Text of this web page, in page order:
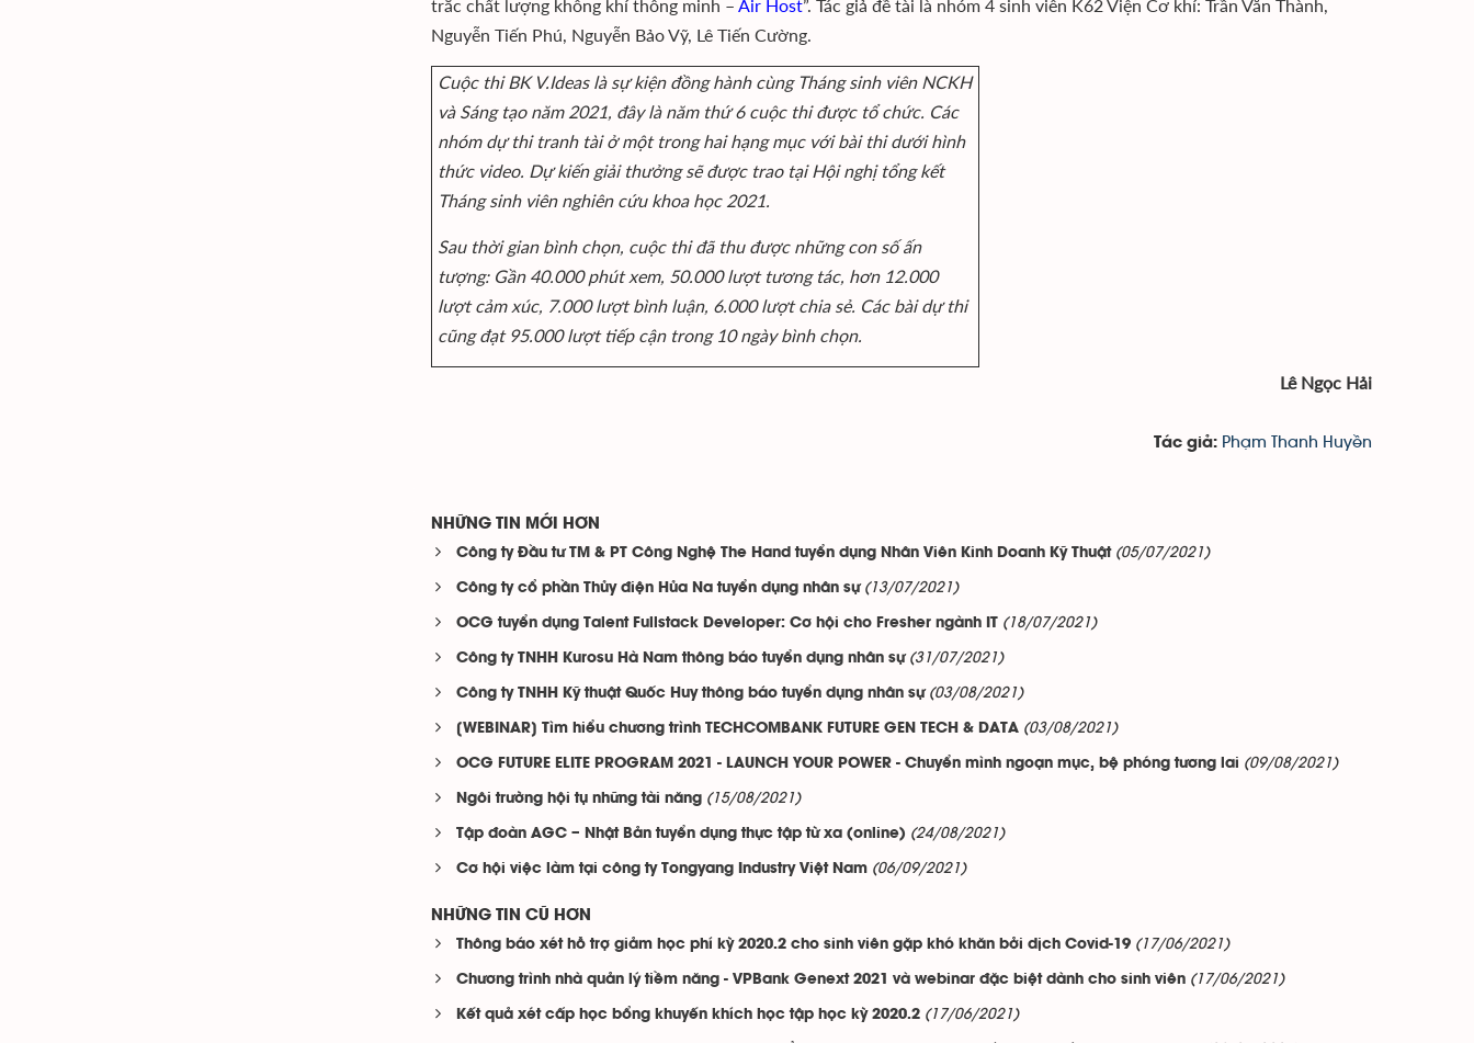
trắc chất lượng không khí thông minh – Air Host”. Tác giả đề tài là nhóm 4 sinh viên K62 Viện Cơ khí: Trần Văn Thành,
Nguyễn Tiến Phú, Nguyễn Bảo Vỹ, Lê Tiến Cường.
Cuộc thi BK V.Ideas là sự kiện đồng hành cùng Tháng sinh viên NCKH
và Sáng tạo năm 2021, đây là năm thứ 6 cuộc thi được tổ chức. Các
nhóm dự thi tranh tài ở một trong hai hạng mục với bài thi dưới hình
thức video. Dự kiến giải thưởng sẽ được trao tại Hội nghị tổng kết
Tháng sinh viên nghiên cứu khoa học 2021.
Sau thời gian bình chọn, cuộc thi đã thu được những con số ấn
tượng: Gần 40.000 phút xem, 50.000 lượt tương tác, hơn 12.000
lượt cảm xúc, 7.000 lượt bình luận, 6.000 lượt chia sẻ. Các bài dự thi
cũng đạt 95.000 lượt tiếp cận trong 10 ngày bình chọn.
Lê Ngọc Hải
Tác giả: Phạm Thanh Huyền
NHỮNG TIN MỚI HƠN
Công ty Đầu tư TM & PT Công Nghệ The Hand tuyển dụng Nhân Viên Kinh Doanh Kỹ Thuật (05/07/2021)
Công ty cổ phần Thủy điện Hủa Na tuyển dụng nhân sự (13/07/2021)
OCG tuyển dụng Talent Fullstack Developer: Cơ hội cho Fresher ngành IT (18/07/2021)
Công ty TNHH Kurosu Hà Nam thông báo tuyển dụng nhân sự (31/07/2021)
Công ty TNHH Kỹ thuật Quốc Huy thông báo tuyển dụng nhân sự (03/08/2021)
[WEBINAR] Tìm hiểu chương trình TECHCOMBANK FUTURE GEN TECH & DATA (03/08/2021)
OCG FUTURE ELITE PROGRAM 2021 - LAUNCH YOUR POWER - Chuyển mình ngoạn mục, bệ phóng tương lai (09/08/2021)
Ngôi trường hội tụ những tài năng (15/08/2021)
Tập đoàn AGC – Nhật Bản tuyển dụng thực tập từ xa (online) (24/08/2021)
Cơ hội việc làm tại công ty Tongyang Industry Việt Nam (06/09/2021)
NHỮNG TIN CŨ HƠN
Thông báo xét hỗ trợ giảm học phí kỳ 2020.2 cho sinh viên gặp khó khăn bởi dịch Covid-19 (17/06/2021)
Chương trình nhà quản lý tiềm năng - VPBank Genext 2021 và webinar đặc biệt dành cho sinh viên (17/06/2021)
Kết quả xét cấp học bổng khuyến khích học tập học kỳ 2020.2 (17/06/2021)